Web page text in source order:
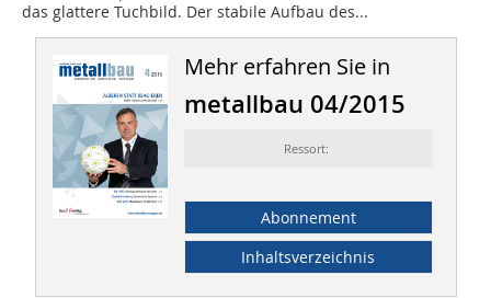
das glattere Tuchbild. Der stabile Aufbau des...
Mehr erfahren Sie in
metallbau 04/2015
Ressort:
Abonnement
Inhaltsverzeichnis